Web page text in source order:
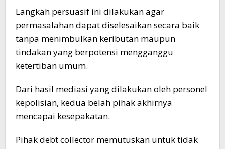
Langkah persuasif ini dilakukan agar
permasalahan dapat diselesaikan secara baik
tanpa menimbulkan keributan maupun
tindakan yang berpotensi mengganggu
ketertiban umum.
Dari hasil mediasi yang dilakukan oleh personel
kepolisian, kedua belah pihak akhirnya
mencapai kesepakatan.
Pihak debt collector memutuskan untuk tidak